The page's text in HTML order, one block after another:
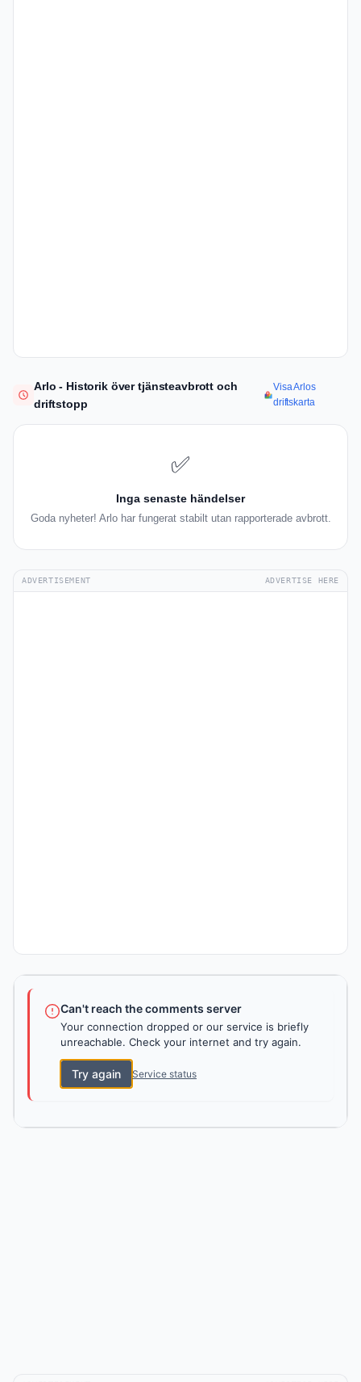
Arlo - Historik över tjänsteavbrott och
driftstopp
Visa Arlos
driftskarta
✅
Inga senaste händelser
Goda nyheter! Arlo har fungerat stabilt utan rapporterade avbrott.
ADVERTISEMENT ADVERTISE HERE
Can't reach the comments server
Your connection dropped or our service is briefly
unreachable. Check your internet and try again.
Try again Service status